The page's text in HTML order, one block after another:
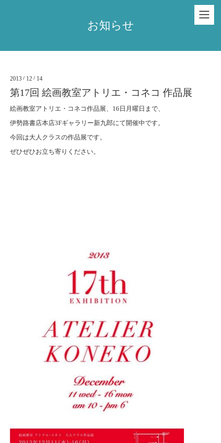
お知らせ
2013 / 12 / 14
第17回 絵画教室アトリエ・コネコ 作品展
絵画教室アトリエ・コネコ作品展、16日月曜日まで、
伊勢路書店本店3Fギャラリー新九郎にて開催中です。
今回は大人クラスの作品展です。
ぜひぜひお立ち寄りください。